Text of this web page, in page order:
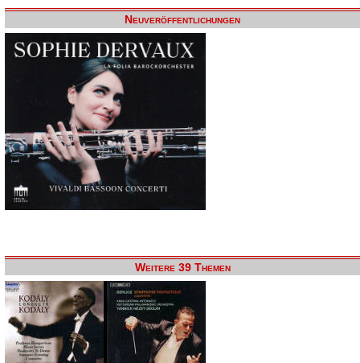
Neuveröffentlichungen
Weitere 39 Themen